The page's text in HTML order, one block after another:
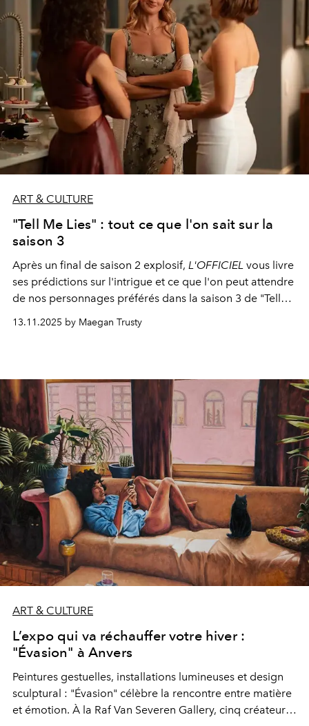
ART & CULTURE
"Tell Me Lies" : tout ce que l'on sait sur la
saison 3
Après un final de saison 2 explosif, L'OFFICIEL vous livre
ses prédictions sur l'intrigue et ce que l'on peut attendre
de nos personnages préférés dans la saison 3 de "Tell
13.11.2025 by Maegan Trusty
ART & CULTURE
L’expo qui va réchauffer votre hiver :
"Évasion" à Anvers
Peintures gestuelles, installations lumineuses et design
sculptural : "Évasion" célèbre la rencontre entre matière
et émotion. À la Raf Van Severen Gallery, cinq créateurs